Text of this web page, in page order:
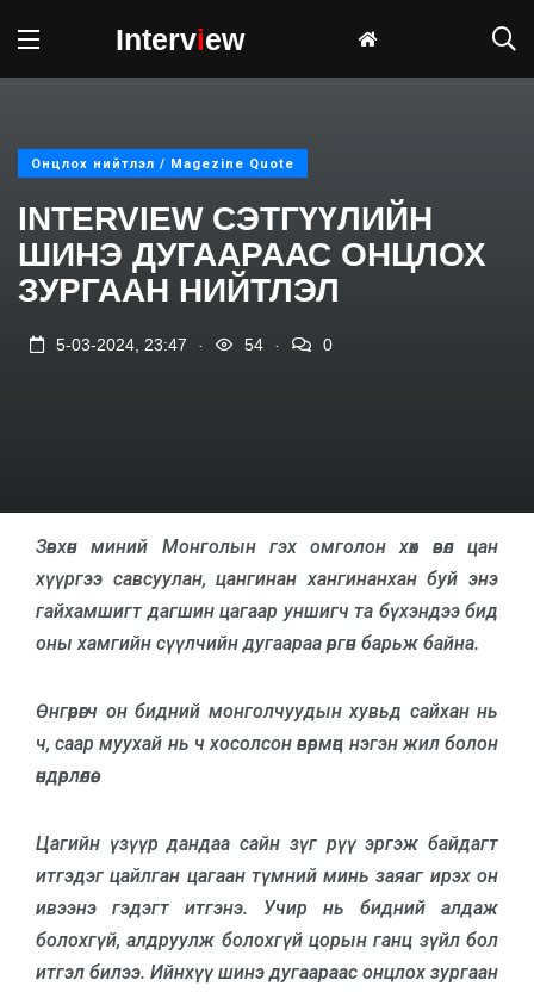
Interview
Онцлох нийтлэл / Magezine Quote
INTERVIEW СЭТГҮҮЛИЙН
ШИНЭ ДУГААРААС ОНЦЛОХ
ЗУРГААН НИЙТЛЭЛ
5-03-2024, 23:47 54 0
Зөвхөн миний Монголын гэх омголон хөх өвөл цан
хүүргээ савсуулан, цангинан хангинанхан буй энэ
гайхамшигт дагшин цагаар уншигч та бүхэндээ бид
оны хамгийн сүүлчийн дугаараа өргөн барьж байна.
Өнгөрөгч он бидний монголчуудын хувьд сайхан нь
ч, саар муухай нь ч хосолсон өвөрмөц нэгэн жил болон
өндөрлөлөө.
Цагийн үзүүр дандаа сайн зүг рүү эргэж байдагт
итгэдэг цайлган цагаан түмний минь заяаг ирэх он
ивээнэ гэдэгт итгэнэ. Учир нь бидний алдаж
болохгүй, алдруулж болохгүй цорын ганц зүйл бол
итгэл билээ. Ийнхүү шинэ дугаараас онцлох зургаан